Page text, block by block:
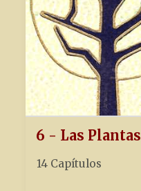
6 - Las Plantas
14 Capítulos